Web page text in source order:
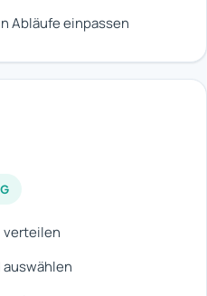
Abläufe einpassen
verteilen
auswählen